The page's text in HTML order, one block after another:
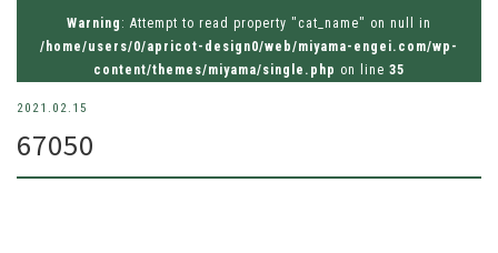
お問い合わせはお気軽にどうぞ
tel.026-214-8221
Warning : Attempt to read property "cat_name" on null in
/home/users/0/apricot-design0/web/miyama-engei.com/wp-
content/themes/miyama/single.php on line 35
2021.02.15
67050